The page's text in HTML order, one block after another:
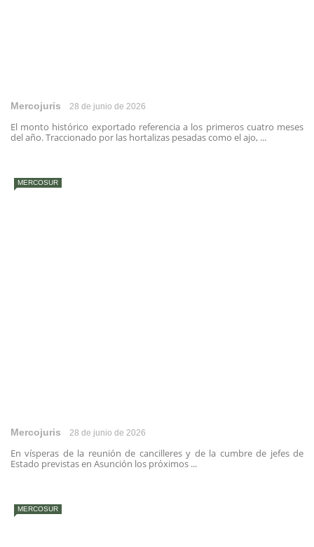
Mercojuris 28 de junio de 2026
El monto histórico exportado referencia a los primeros cuatro meses
del año. Traccionado por las hortalizas pesadas como el ajo, ...
MERCOSUR
Mercojuris 28 de junio de 2026
En vísperas de la reunión de cancilleres y de la cumbre de jefes de
Estado previstas en Asunción los próximos ...
MERCOSUR